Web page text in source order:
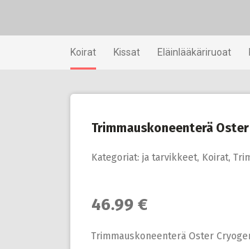
Koirat Kissat Eläinlääkäriruoat
Trimmauskoneenterä Oster
Kategoriat: ja tarvikkeet, Koirat,
46.99 €
Trimmauskoneenterä Oster